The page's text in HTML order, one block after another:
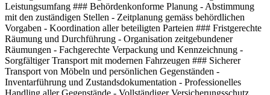
Leistungsumfang ### Behördenkonforme Planung - Abstimmung
mit den zuständigen Stellen - Zeitplanung gemäss behördlichen
Vorgaben - Koordination aller beteiligten Parteien ### Fristgerechte
Räumung und Durchführung - Organisation zeitgebundener
Räumungen - Fachgerechte Verpackung und Kennzeichnung -
Sorgfältiger Transport mit modernen Fahrzeugen ### Sicherer
Transport von Möbeln und persönlichen Gegenständen -
Inventarführung und Zustandsdokumentation - Professionelles
Handling aller Gegenstände - Vollständiger Versicherungsschutz